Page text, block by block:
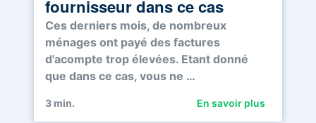
fournisseur dans ce cas
Ces derniers mois, de nombreux
ménages ont payé des factures
d'acompte trop élevées. Etant donné
que dans ce cas, vous ne …
3 min. En savoir plus